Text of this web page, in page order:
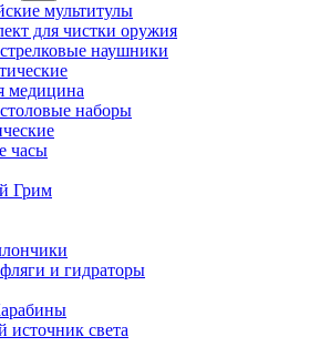
мультитулы
для чистки оружия
наушники
медицина
наборы
часы
Грим
и гидраторы
источник света